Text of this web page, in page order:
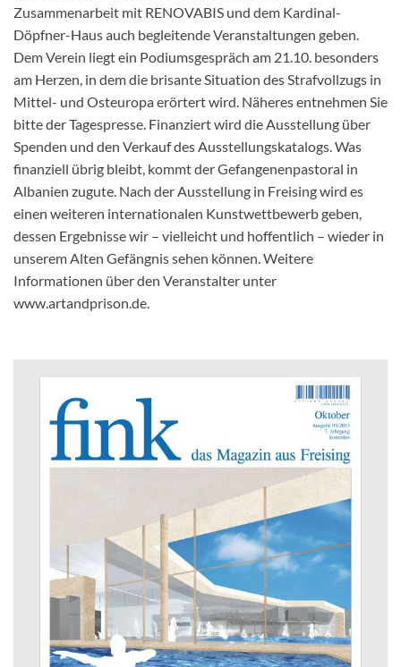
Zusammenarbeit mit RENOVABIS und dem Kardinal-
Döpfner-Haus auch begleitende Veranstaltungen geben.
Dem Verein liegt ein Podiumsgespräch am 21.10. besonders
am Herzen, in dem die brisante Situation des Strafvollzugs in
Mittel- und Osteuropa erörtert wird. Näheres entnehmen Sie
bitte der Tagespresse. Finanziert wird die Ausstellung über
Spenden und den Verkauf des Ausstellungskatalogs. Was
finanziell übrig bleibt, kommt der Gefangenenpastoral in
Albanien zugute. Nach der Ausstellung in Freising wird es
einen weiteren internationalen Kunstwettbewerb geben,
dessen Ergebnisse wir – vielleicht und hoffentlich – wieder in
unserem Alten Gefängnis sehen können. Weitere
Informationen über den Veranstalter unter
www.artandprison.de.